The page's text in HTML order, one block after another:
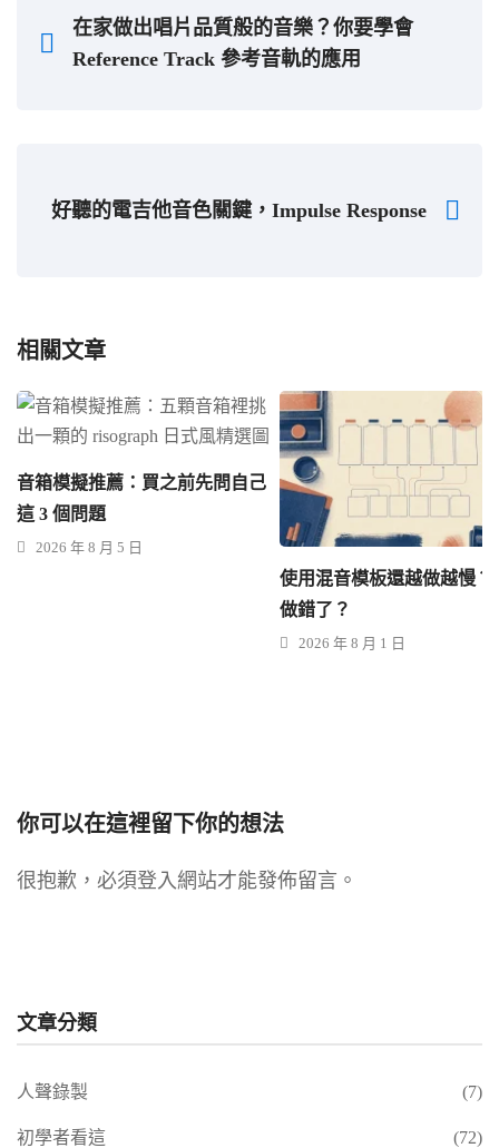
在家做出唱片品質般的音樂？你要學會
Reference Track 參考音軌的應用
好聽的電吉他音色關鍵，Impulse Response
相關文章
音箱模擬推薦：買之前先問自己
這 3 個問題
2026 年 8 月 5 日
使用混音模板還越做越慢？
做錯了？
2026 年 8 月 1 日
你可以在這裡留下你的想法
很抱歉，必須登入 網站才能發佈留言。
文章分類
人聲錄製 (7)
初學者看這 (72)